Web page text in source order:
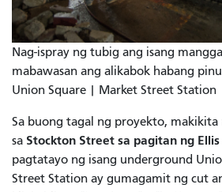
Nag-ispray ng tubig ang isang
mabawasan ang alikabok habang
Union Square | Market Street Station
Sa buong tagal ng proyekto,
sa Stockton Street sa pagitan ng
pagtatayo ng isang underground
Street Station ay gumagamit ng cut